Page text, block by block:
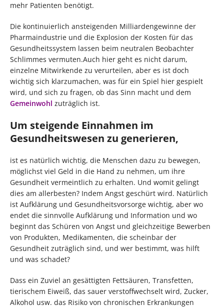
mehr Patienten benötigt.
Die kontinuierlich ansteigenden Milliardengewinne der
Pharmaindustrie und die Explosion der Kosten für das
Gesundheitssystem lassen beim neutralen Beobachter
Schlimmes vermuten.Auch hier geht es nicht darum,
einzelne Mitwirkende zu verurteilen, aber es ist doch
wichtig sich klarzumachen, was für ein Spiel hier gespielt
wird, und sich zu fragen, ob das Sinn macht und dem
Gemeinwohl zuträglich ist.
Um steigende Einnahmen im
Gesundheitswesen zu generieren,
ist es natürlich wichtig, die Menschen dazu zu bewegen,
möglichst viel Geld in die Hand zu nehmen, um ihre
Gesundheit vermeintlich zu erhalten. Und womit gelingt
dies am allerbesten? Indem Angst geschürt wird. Natürlich
ist Aufklärung und Gesundheitsvorsorge wichtig, aber wo
endet die sinnvolle Aufklärung und Information und wo
beginnt das Schüren von Angst und gleichzeitige Bewerben
von Produkten, Medikamenten, die scheinbar der
Gesundheit zuträglich sind, und wer bestimmt, was hilft
und was schadet?
Dass ein Zuviel an gesättigten Fettsäuren, Transfetten,
tierischem Eiweiß, das sauer verstoffwechselt wird, Zucker,
Alkohol usw. das Risiko von chronischen Erkrankungen